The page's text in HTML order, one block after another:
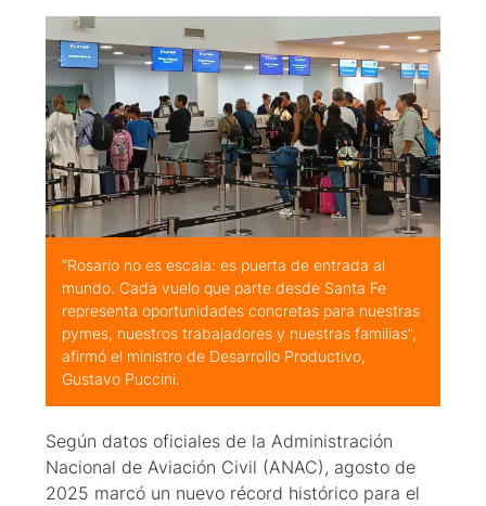
“Rosario no es escala: es puerta de entrada al
mundo. Cada vuelo que parte desde Santa Fe
representa oportunidades concretas para nuestras
pymes, nuestros trabajadores y nuestras familias”,
afirmó el ministro de Desarrollo Productivo,
Gustavo Puccini.
Según datos oficiales de la Administración
Nacional de Aviación Civil (ANAC), agosto de
2025 marcó un nuevo récord histórico para el